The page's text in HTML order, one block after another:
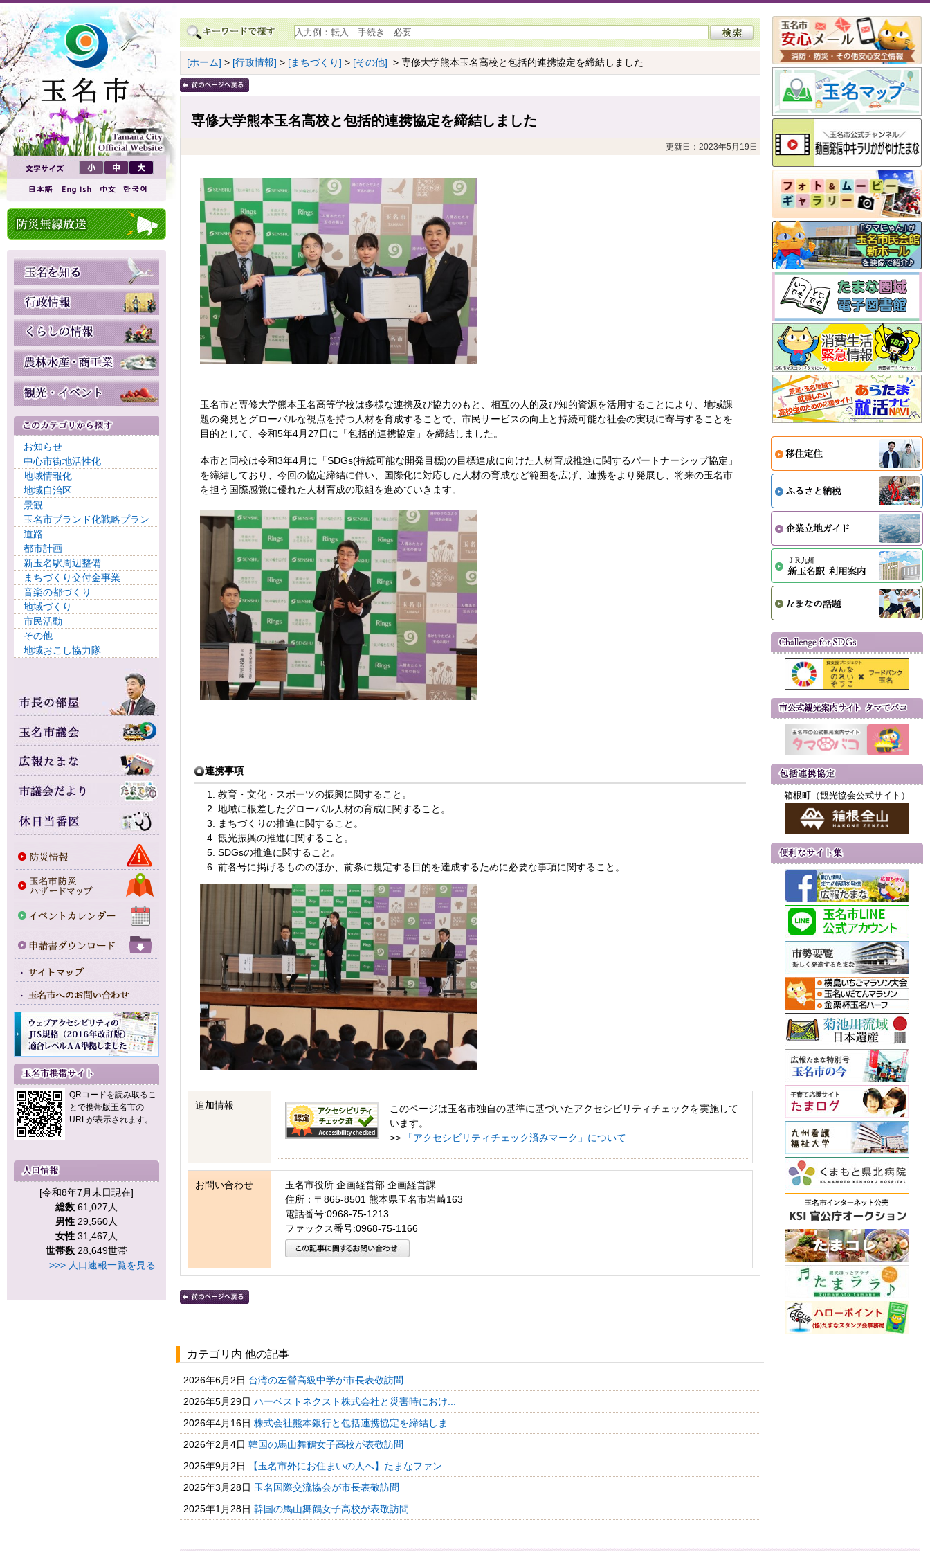
お知らせ
中心市街地活性化
地域情報化
地域自治区
景観
玉名市ブランド化戦略プラン
道路
都市計画
新玉名駅周辺整備
まちづくり交付金事業
音楽の都づくり
地域づくり
市民活動
その他
地域おこし協力隊
QRコードを読み取るこ
とで携帯版玉名市の
URLが表示されます。
[令和8年7月末日現在]
総数 61,027人
男性 29,560人
女性 31,467人
世帯数 28,649世帯
>>> 人口速報一覧を見る
[ホーム] > [行政情報] > [まちづくり] > [その他] > 専修大学熊本玉名高校と包括的連携協定を締結しました
専修大学熊本玉名高校と包括的連携協定を締結しました
更新日：2023年5月19日
玉名市と専修大学熊本玉名高等学校は多様な連携及び協力のもと、相互の人的及び知的資源を活用することにより、地域課
題の発見とグローバルな視点を持つ人材を育成することで、市民サービスの向上と持続可能な社会の実現に寄与することを
目的として、令和5年4月27日に「包括的連携協定」を締結しました。
本市と同校は令和3年4月に「SDGs(持続可能な開発目標)の目標達成に向けた人材育成推進に関するパートナーシップ協定」
を締結しており、今回の協定締結に伴い、国際化に対応した人材の育成など範囲を広げ、連携をより発展し、将来の玉名市
を担う国際感覚に優れた人材育成の取組を進めていきます。
連携事項
教育・文化・スポーツの振興に関すること。
地域に根差したグローバル人材の育成に関すること。
まちづくりの推進に関すること。
観光振興の推進に関すること。
SDGsの推進に関すること。
前各号に掲げるもののほか、前条に規定する目的を達成するために必要な事項に関すること。
追加情報
このページは玉名市独自の基準に基づいたアクセシビリティチェックを実施して
います。
>>
「アクセシビリティチェック済みマーク」について
お問い合わせ
玉名市役所 企画経営部 企画経営課
住所：〒865-8501 熊本県玉名市岩崎163
電話番号:0968-75-1213
ファックス番号:0968-75-1166
カテゴリ内 他の記事
2026年6月2日 台湾の左營高級中学が市長表敬訪問
2026年5月29日 ハーベストネクスト株式会社と災害時におけ...
2026年4月16日 株式会社熊本銀行と包括連携協定を締結しま...
2026年2月4日 韓国の馬山舞鶴女子高校が表敬訪問
2025年9月2日
【玉名市外にお住まいの人へ】たまなファン...
2025年3月28日 玉名国際交流協会が市長表敬訪問
2025年1月28日 韓国の馬山舞鶴女子高校が表敬訪問
箱根町（観光協会公式サイト）